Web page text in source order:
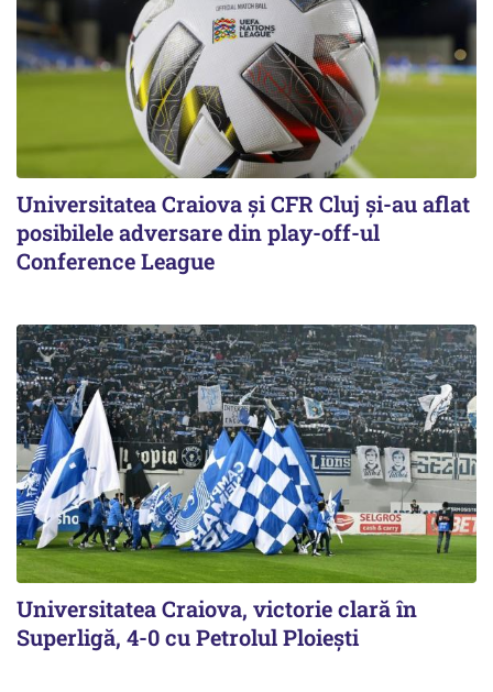
Universitatea Craiova și CFR Cluj și-au aflat
posibilele adversare din play-off-ul
Conference League
Universitatea Craiova, victorie clară în
Superligă, 4-0 cu Petrolul Ploieşti